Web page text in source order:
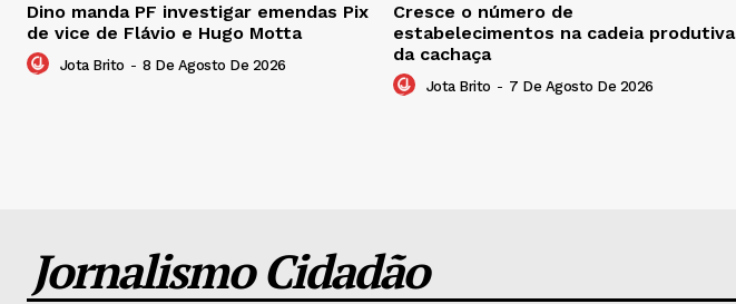
Dino manda PF investigar emendas Pix
de vice de Flávio e Hugo Motta
Jota Brito - 8 De Agosto De 2026
Cresce o número de
estabelecimentos na cadeia produtiva
da cachaça
Jota Brito - 7 De Agosto De 2026
Jornalismo Cidadão